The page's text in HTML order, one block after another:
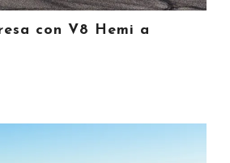
con V8 Hemi a